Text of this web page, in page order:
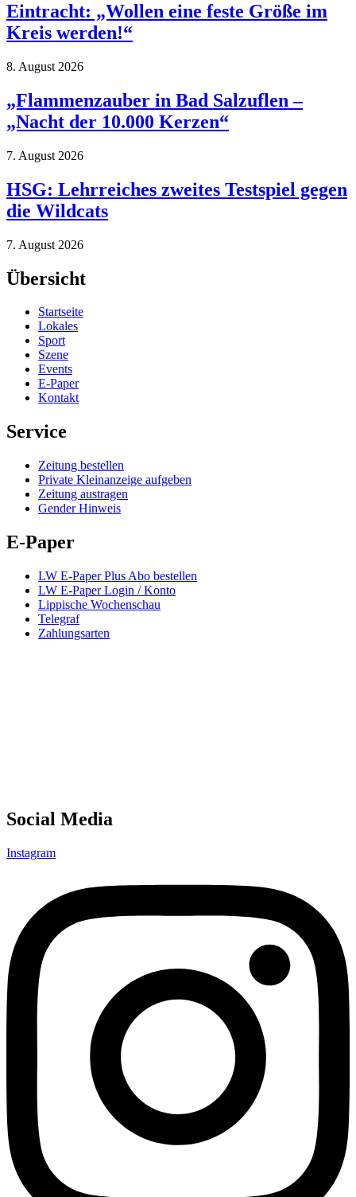
Eintracht: „Wollen eine feste Größe im
Kreis werden!“
8. August 2026
„Flammenzauber in Bad Salzuflen –
„Nacht der 10.000 Kerzen“
7. August 2026
HSG: Lehrreiches zweites Testspiel gegen
die Wildcats
7. August 2026
Übersicht
Startseite
Lokales
Sport
Szene
Events
E-Paper
Kontakt
Service
Zeitung bestellen
Private Kleinanzeige aufgeben
Zeitung austragen
Gender Hinweis
E-Paper
LW E-Paper Plus Abo bestellen
LW E-Paper Login / Konto
Lippische Wochenschau
Telegraf
Zahlungsarten
Social Media
Instagram